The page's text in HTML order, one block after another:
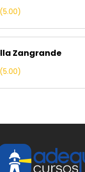
(5.00)
Zangrande
(5.00)